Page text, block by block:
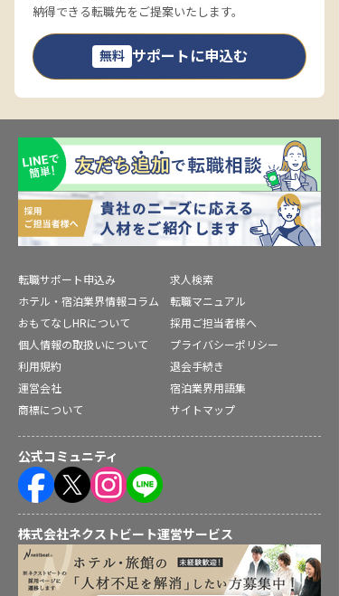
納得できる転職先をご提案いたします。
無料 サポートに申込む
転職サポート申込み
求人検索
ホテル・宿泊業界情報コラム
転職マニュアル
おもてなしHRについて
採用ご担当者様へ
個人情報の取扱いについて
プライバシーポリシー
利用規約
退会手続き
運営会社
宿泊業界用語集
商標について
サイトマップ
公式コミュニティ
株式会社ネクストビート運営サービス